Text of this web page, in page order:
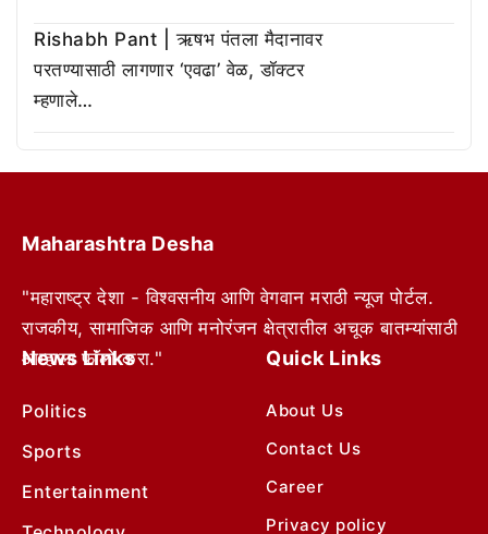
Rishabh Pant | ऋषभ पंतला मैदानावर
परतण्यासाठी लागणार ‘एवढा’ वेळ, डॉक्टर
म्हणाले…
Maharashtra Desha
"महाराष्ट्र देशा - विश्वसनीय आणि वेगवान मराठी न्यूज पोर्टल.
राजकीय, सामाजिक आणि मनोरंजन क्षेत्रातील अचूक बातम्यांसाठी
आम्हाला फॉलो करा."
News Links
Politics
Sports
Entertainment
Quick Links
About Us
Contact Us
Career
Privacy policy